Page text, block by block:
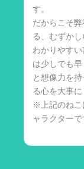
す。
だからこそ
る、むずか
わかりやす
は少しでも
と想像力を
る心を大事に
※上記のねこ
ャラクターで